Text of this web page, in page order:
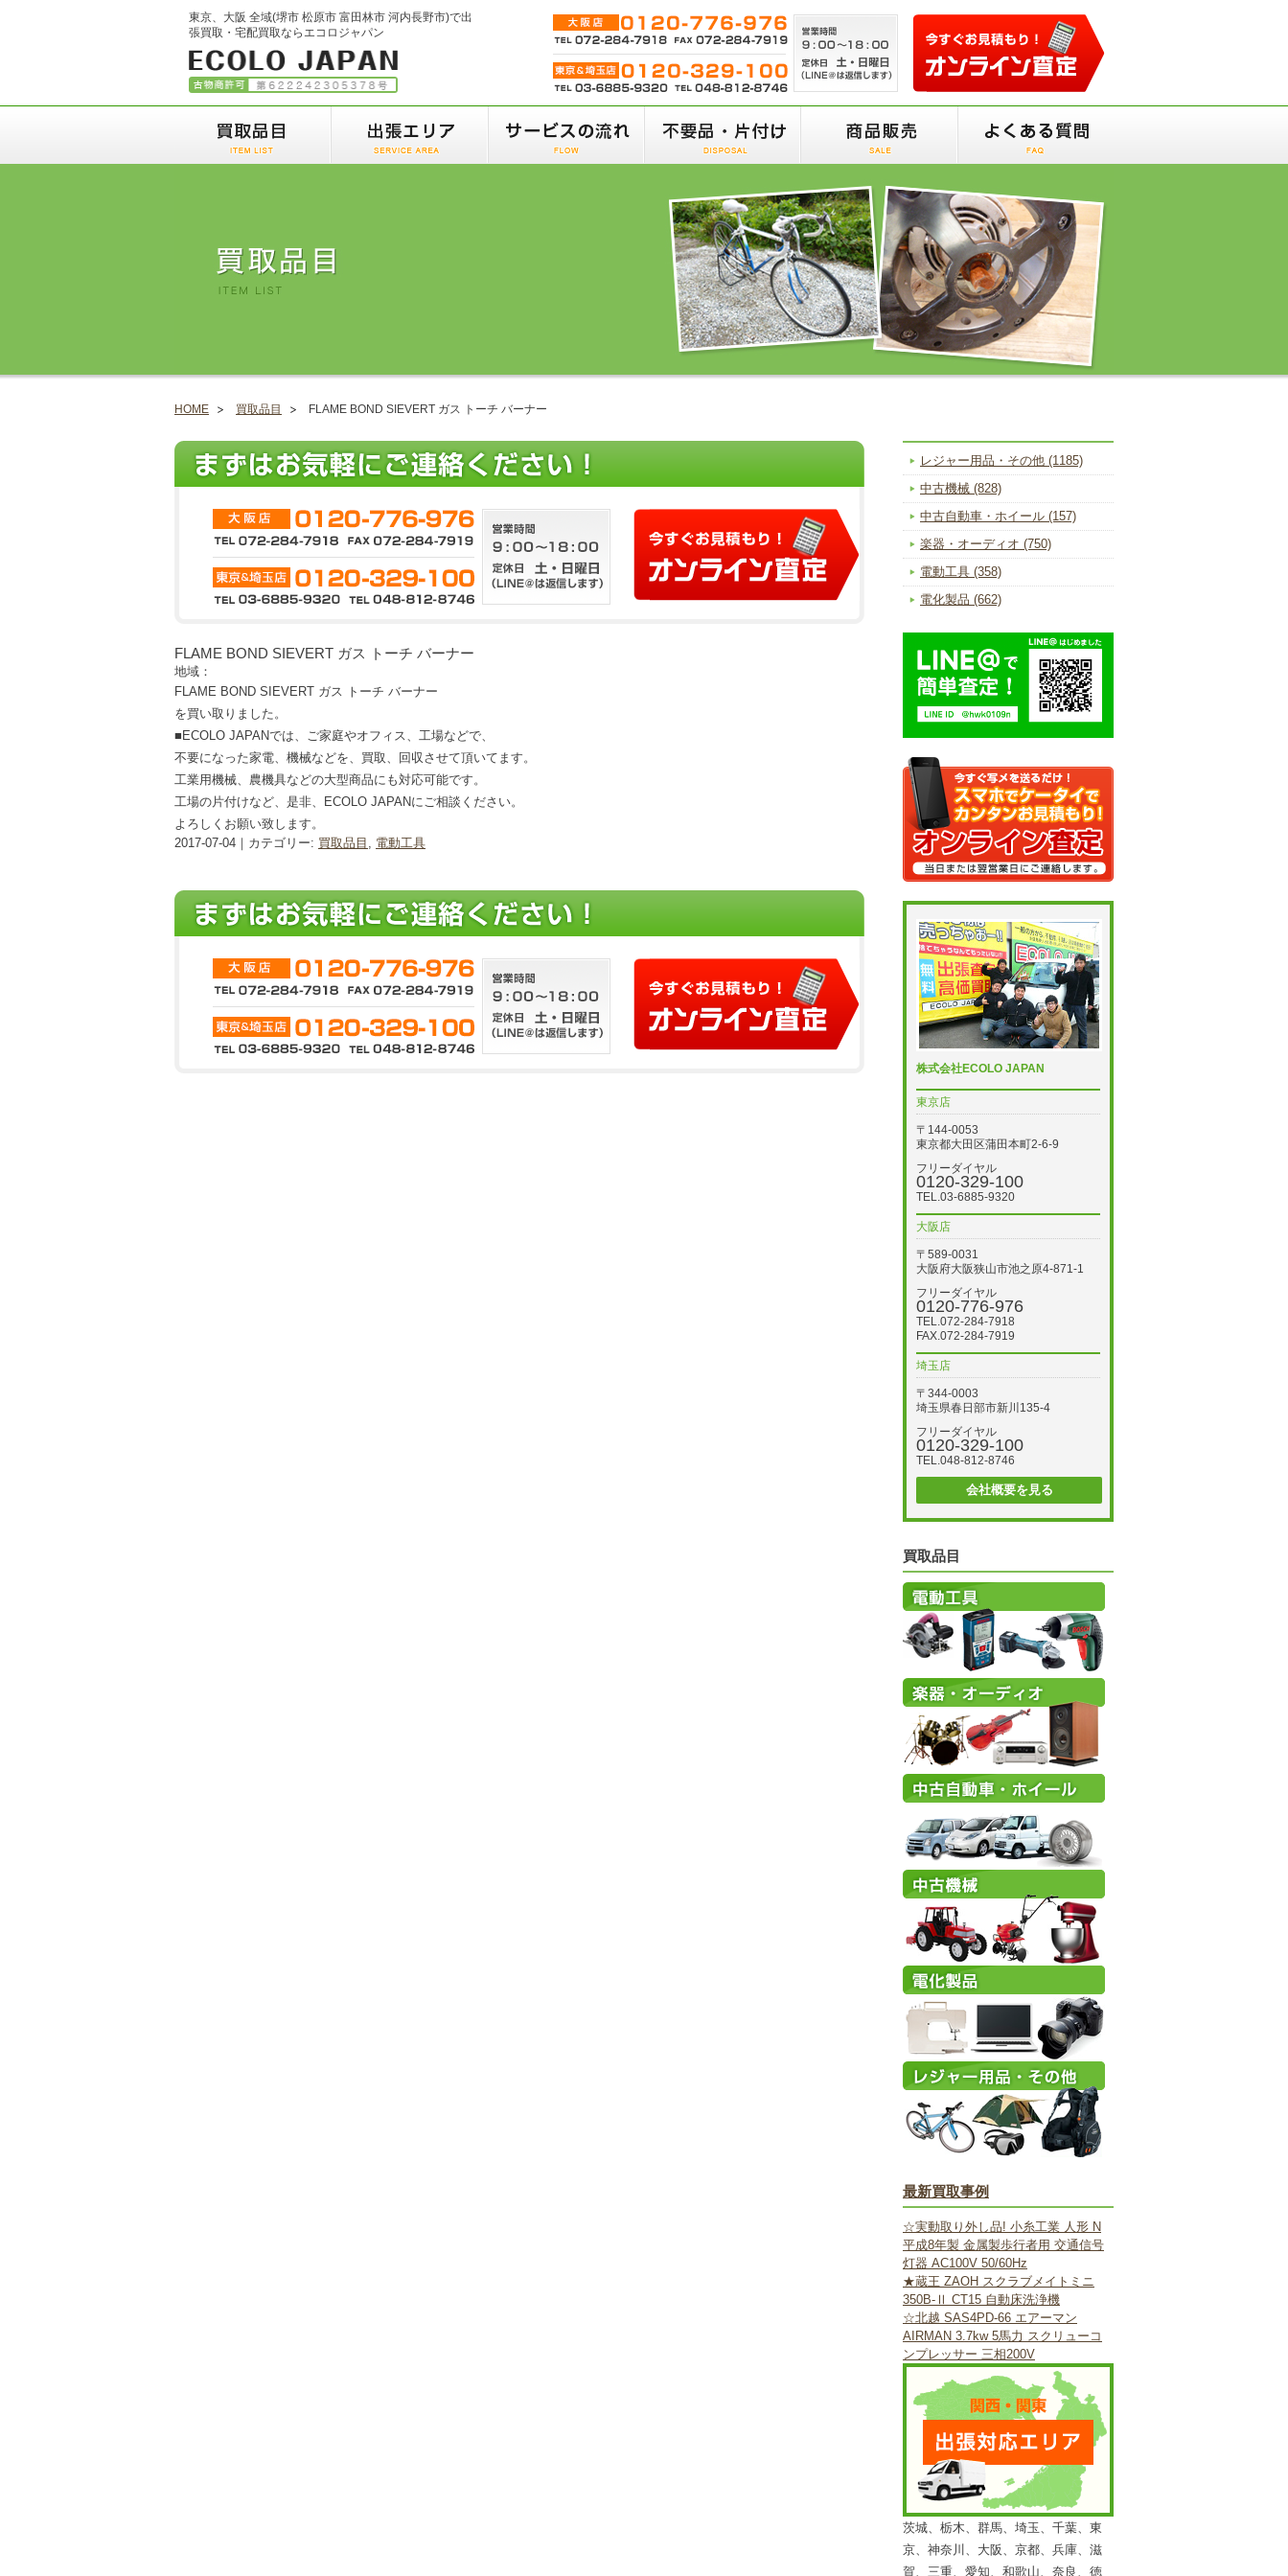
東京、大阪 全域(堺市 松原市 富田林市 河内長野市)で出
張買取・宅配買取ならエコロジャパン
HOME 買取品目 FLAME BOND SIEVERT ガス トーチ バーナー
FLAME BOND SIEVERT ガス トーチ バーナー
地域：
FLAME BOND SIEVERT ガス トーチ バーナー
を買い取りました。
■ECOLO JAPANでは、ご家庭やオフィス、工場などで、
不要になった家電、機械などを、買取、回収させて頂いてます。
工業用機械、農機具などの大型商品にも対応可能です。
工場の片付けなど、是非、ECOLO JAPANにご相談ください。
よろしくお願い致します。
2017-07-04｜カテゴリー: 買取品目 , 電動工具
レジャー用品・その他 (1185)
中古機械 (828)
中古自動車・ホイール (157)
楽器・オーディオ (750)
電動工具 (358)
電化製品 (662)
株式会社ECOLO JAPAN
東京店
〒144-0053
東京都大田区蒲田本町2-6-9
フリーダイヤル
0120-329-100
TEL.03-6885-9320
大阪店
〒589-0031
大阪府大阪狭山市池之原4-871-1
フリーダイヤル
0120-776-976
TEL.072-284-7918
FAX.072-284-7919
埼玉店
〒344-0003
埼玉県春日部市新川135-4
フリーダイヤル
0120-329-100
TEL.048-812-8746
会社概要を見る
買取品目
最新買取事例
☆実動取り外し品! 小糸工業 人形 N
平成8年製 金属製歩行者用 交通信号
灯器 AC100V 50/60Hz
★蔵王 ZAOH スクラブメイトミニ
350B-Ⅱ CT15 自動床洗浄機
☆北越 SAS4PD-66 エアーマン
AIRMAN 3.7kw 5馬力 スクリューコ
ンプレッサー 三相200V
茨城、栃木、群馬、埼玉、千葉、東
京、神奈川、大阪、京都、兵庫、滋
賀、三重、愛知、和歌山、奈良、徳